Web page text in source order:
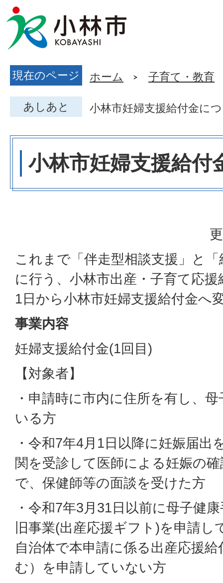
現在のページ ホーム 子育て・教育
あしあと 小林市妊婦支援給付金に
小林市妊婦支援給付
これまで「伴走型相談支援」と
に行う、小林市出産・子育て応
1日から小林市妊婦支援給付金へ
事業内容
妊婦支援給付金(1回目)
【対象者】
・申請時に市内に住所を有し、
いる方
・令和7年4月1日以降に妊娠届出
関を受診して医師による妊娠の
で、保健師等の面談を受けた方
・令和7年3月31日以前に母子健
旧事業(出産応援ギフト)を申請
自治体で本申請に係る出産応援
む）を申請していない方